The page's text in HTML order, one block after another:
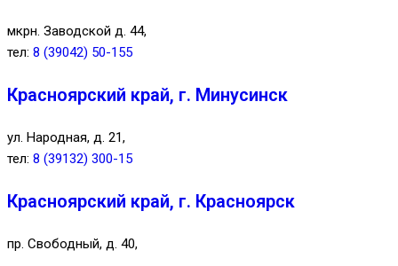
мкрн. Заводской д. 44,
тел: 8 (39042) 50-155
Красноярский край, г. Минусинск
ул. Народная, д. 21,
тел: 8 (39132) 300-15
Красноярский край, г. Красноярск
пр. Свободный, д. 40,